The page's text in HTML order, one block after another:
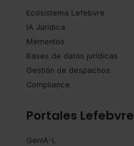
Ecosistema Lefebvre
IA Jurídica
Mementos
Bases de datos jurídicas
Gestión de despachos
Compliance
Portales Lefebvre
GenIA-L